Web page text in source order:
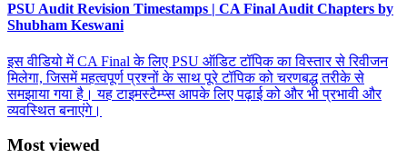
PSU Audit Revision Timestamps | CA Final Audit Chapters by
Shubham Keswani
इस वीडियो में CA Final के लिए PSU ऑडिट टॉपिक का विस्तार से रिवीजन
मिलेगा, जिसमें महत्वपूर्ण प्रश्नों के साथ पूरे टॉपिक को चरणबद्ध तरीके से
समझाया गया है। यह टाइमस्टैम्प्स आपके लिए पढ़ाई को और भी प्रभावी और
व्यवस्थित बनाएंगे।
Most viewed